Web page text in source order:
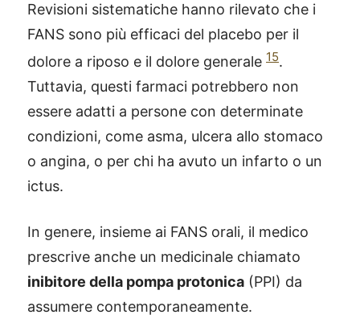
Revisioni sistematiche hanno rilevato che i
FANS sono più efficaci del placebo per il
dolore a riposo e il dolore generale 15.
Tuttavia, questi farmaci potrebbero non
essere adatti a persone con determinate
condizioni, come asma, ulcera allo stomaco
o angina, o per chi ha avuto un infarto o un
ictus.
In genere, insieme ai FANS orali, il medico
prescrive anche un medicinale chiamato
inibitore della pompa protonica (PPI) da
assumere contemporaneamente.